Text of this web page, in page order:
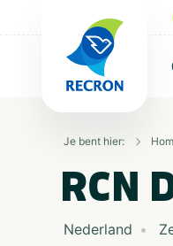
Je bent hier:
RCN
Nederland